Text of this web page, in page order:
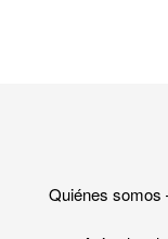
Quiénes somos